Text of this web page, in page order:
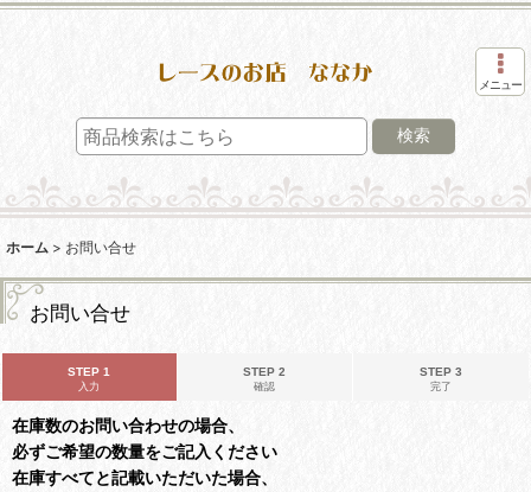
メニュー
検索
ホーム > お問い合せ
お問い合せ
STEP 1
入力
STEP 2
確認
STEP 3
完了
在庫数のお問い合わせの場合、
必ずご希望の数量をご記入ください
在庫すべてと記載いただいた場合、